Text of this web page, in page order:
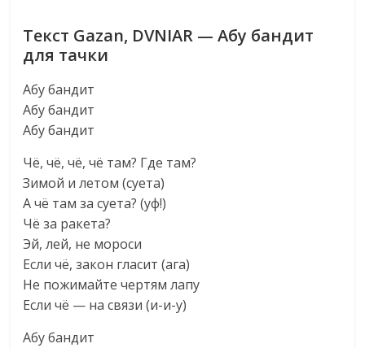
Текст Gazan, DVNIAR — Абу бандит
для тачки
Абу бандит
Абу бандит
Абу бандит
Чё, чё, чё, чё там? Где там?
Зимой и летом (суета)
А чё там за суета? (уф!)
Чё за ракета?
Эй, лей, не мороси
Если чё, закон гласит (ага)
Не пожимайте чертям лапу
Если чё — на связи (и-и-у)
Абу бандит